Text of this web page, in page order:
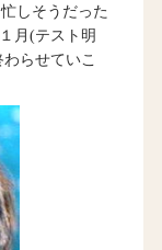
しそうだった
月(テスト明
らせていこ